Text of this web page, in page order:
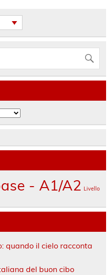
- A1/A2 Livello
quando il cielo racconta
del buon cibo